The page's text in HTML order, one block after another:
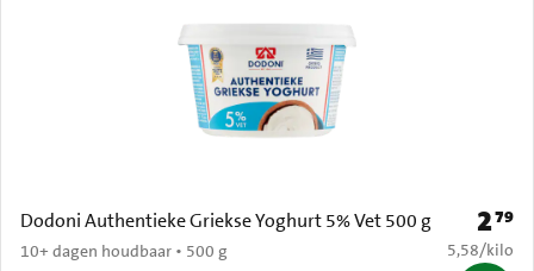
Dodoni Authentieke Griekse Yoghurt 5% Vet 500 g
10+ dagen houdbaar • 500 g
Prijs:
279
€ 5,58 per
5,58/kilo